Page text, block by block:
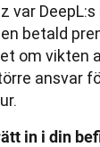
var
betald
om vikten
ansvar
in i din